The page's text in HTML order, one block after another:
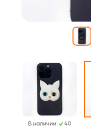
В наличии: 40